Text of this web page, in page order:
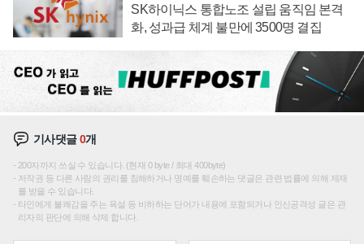
SK하이닉스 통합노조 설립 움직임 본격
화, 성과급 체계 불만에 3500명 결집
기사댓글0개
200자까지 쓰실 수 있습니다. (현재 0 byte / 최대 400byte)
저작권 등 다른 사람의 권리를 침해하거나 명예를 훼손하는 댓글은 관련 법률에 의해 제재
를 받을 수 있습니다.
타인에게 불쾌감을 주는 욕설 등 비하하는 단어가 내용에 포함되거나 인신공격성 글은 관
리자의 판단에 의해 삭제 합니다.